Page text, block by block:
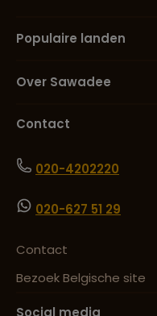
Populaire landen
Over Sawadee
Contact
020-4202220
020-627 51 29
Contact
Bezoek Belgische site
Social media